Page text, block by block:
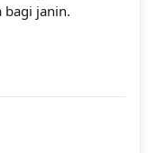
bagi janin.